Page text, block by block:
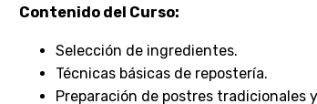
Contenido del Curso:
Selección de ingredientes.
Técnicas básicas de repostería.
Preparación de postres tradicionales